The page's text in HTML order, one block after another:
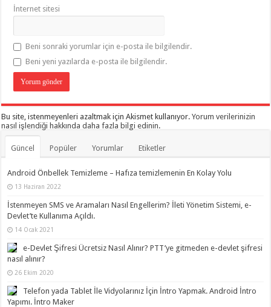
İnternet sitesi
Beni sonraki yorumlar için e-posta ile bilgilendir.
Beni yeni yazılarda e-posta ile bilgilendir.
Bu site, istenmeyenleri azaltmak için Akismet kullanıyor.Yorum verilerinizin
nasıl işlendiği hakkında daha fazla bilgi edinin.
Güncel Popüler Yorumlar Etiketler
Android Önbellek Temizleme – Hafıza temizlemenin En Kolay Yolu
13 Haziran 2022
İstenmeyen SMS ve Aramaları Nasıl Engellerim? İleti Yönetim Sistemi, e-
Devlet’te Kullanıma Açıldı.
14 Ocak 2021
e-Devlet Şifresi Ücretsiz Nasıl Alınır? PTT’ye gitmeden e-devlet şifresi
nasıl alınır?
26 Ekim 2020
Telefon yada Tablet İle Vidyolarınız İçin İntro Yapmak. Android İntro
Yapımı. İntro Maker